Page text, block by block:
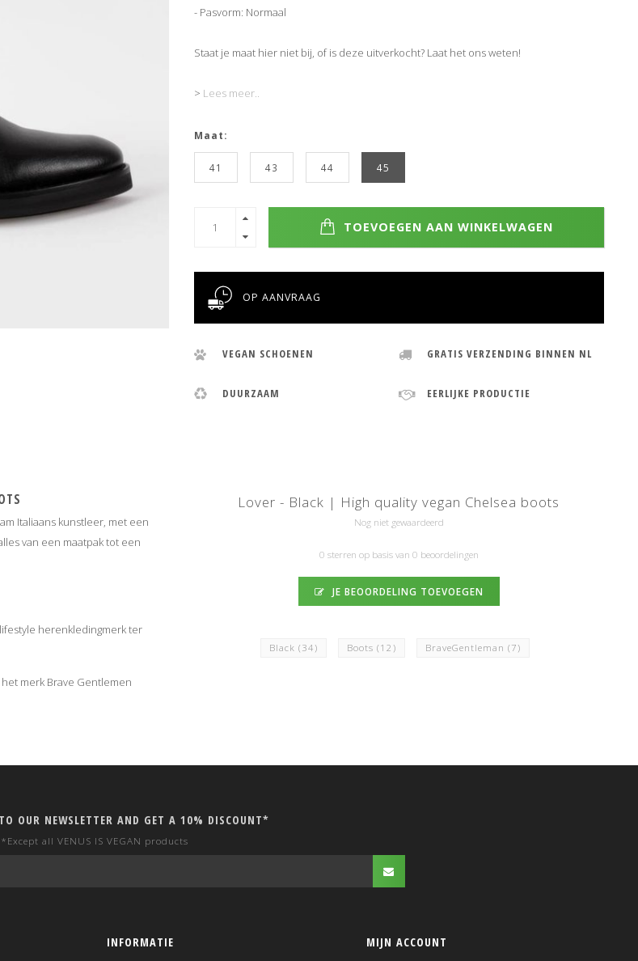
- Pasvorm: Normaal
Staat je maat hier niet bij, of is deze uitverkocht? Laat het ons weten!
> Lees meer..
Maat:
41 43 44 45
TOEVOEGEN AAN WINKELWAGEN
OP AANVRAAG
VEGAN SCHOENEN GRATIS VERZENDING BINNEN NL
DUURZAAM EERLIJKE PRODUCTIE
Italiaans kunstleer, met een
van een maatpak tot een
herenkledingmerk ter
merk Brave Gentlemen
Lover - Black | High quality vegan Chelsea boots
Nog niet gewaardeerd
0 sterren op basis van 0 beoordelingen
JE BEOORDELING TOEVOEGEN
Black (34) Boots (12) BraveGentleman (7)
OUR NEWSLETTER AND GET A 10% DISCOUNT*
*Except all VENUS IS VEGAN products
INFORMATIE MIJN ACCOUNT